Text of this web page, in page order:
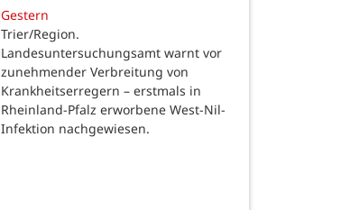
Gestern
Trier/Region.
Landesuntersuchungsamt warnt vor
zunehmender Verbreitung von
Krankheitserregern – erstmals in
Rheinland-Pfalz erworbene West-Nil-
Infektion nachgewiesen.